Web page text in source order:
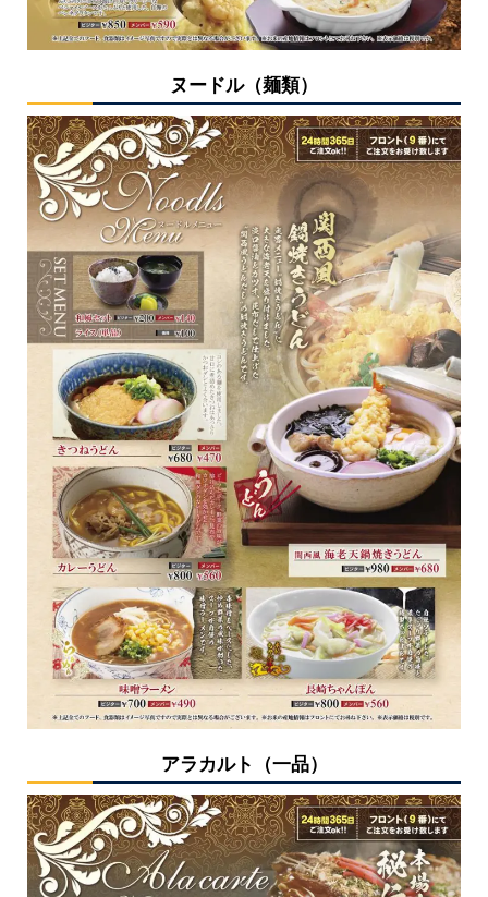
ヌードル（麺類）
アラカルト（一品）